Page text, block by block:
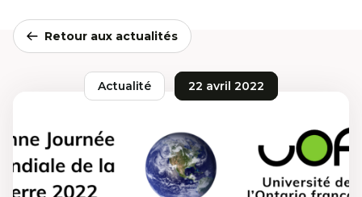
Retour aux actualités
Actualité 22 avril 2022